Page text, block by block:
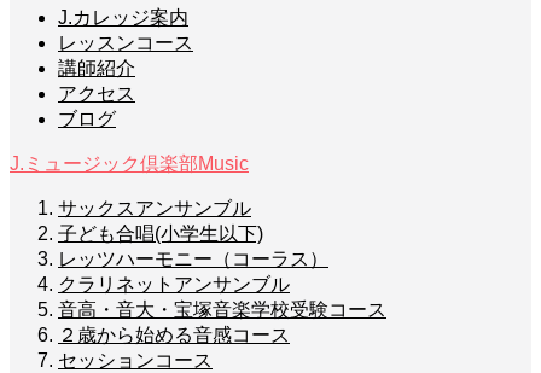
J.カレッジ案内
レッスンコース
講師紹介
アクセス
ブログ
J.ミュージック倶楽部Music
サックスアンサンブル
子ども合唱(小学生以下)
レッツハーモニー（コーラス）
クラリネットアンサンブル
音高・音大・宝塚音楽学校受験コース
２歳から始める音感コース
セッションコース